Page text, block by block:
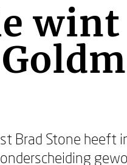
wint
Brad Stone heeft
onderscheiding